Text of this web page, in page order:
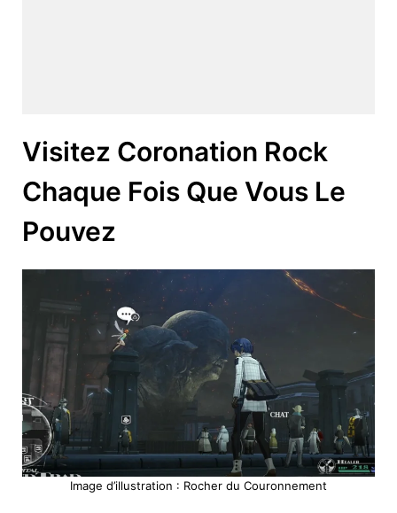
Visitez Coronation Rock
Chaque Fois Que Vous Le
Pouvez
Image d’illustration : Rocher du Couronnement